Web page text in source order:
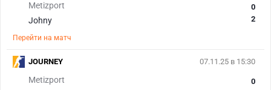
Metizport
Johny
0
2
Перейти на матч
07.11.25 в 15:30
Metizport
0
JOURNEY